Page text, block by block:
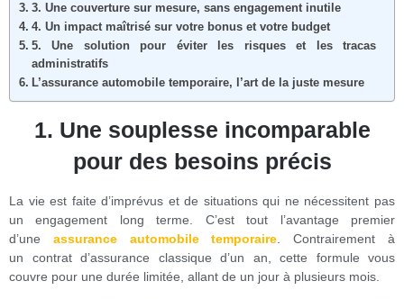
3. Une couverture sur mesure, sans engagement inutile
4. Un impact maîtrisé sur votre bonus et votre budget
5. Une solution pour éviter les risques et les tracas
administratifs
L’assurance automobile temporaire, l’art de la juste mesure
1. Une souplesse incomparable
pour des besoins précis
La vie est faite d’imprévus et de situations qui ne nécessitent pas
un engagement long terme. C’est tout l’avantage premier
d’une assurance automobile temporaire . Contrairement à
un contrat d’assurance classique d’un an, cette formule vous
couvre pour une durée limitée, allant de un jour à plusieurs mois.